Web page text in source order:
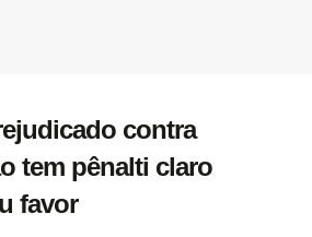
contra
tem pênalti claro
favor